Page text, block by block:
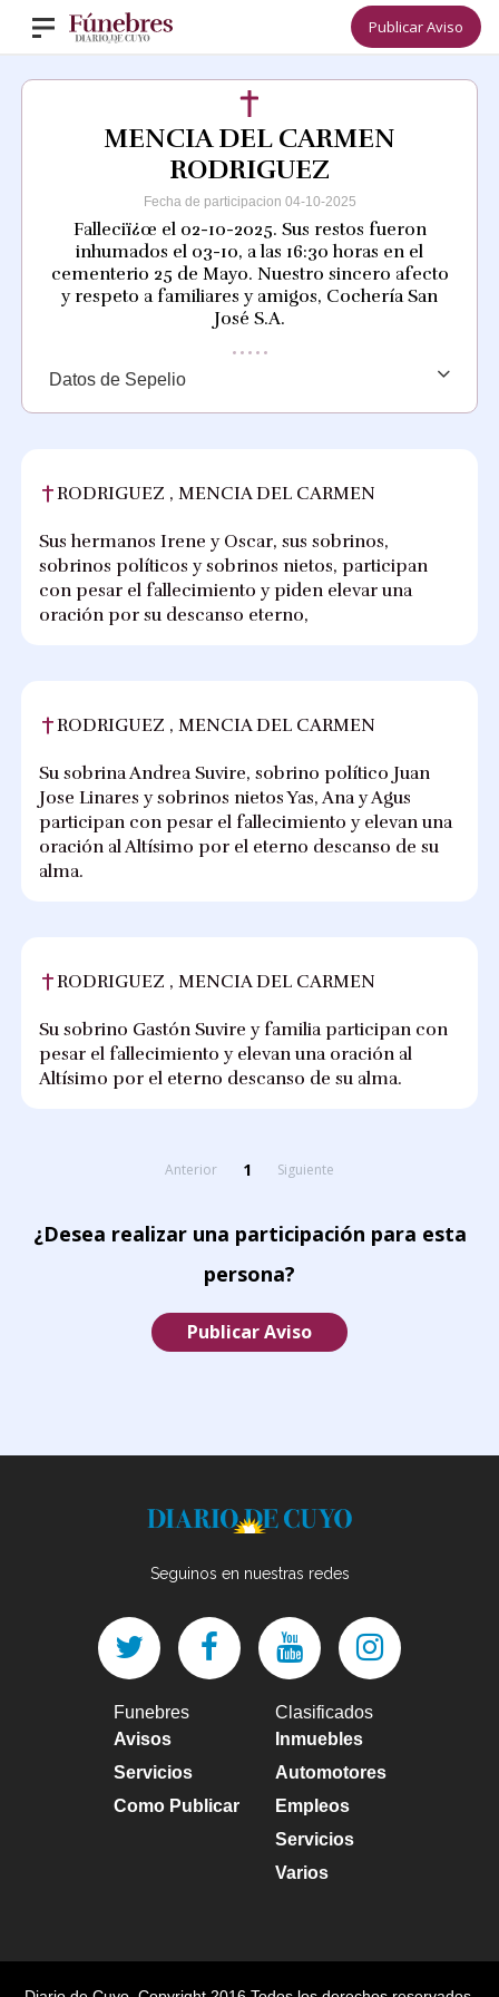
Publicar Aviso
MENCIA DEL CARMEN
RODRIGUEZ
Fecha de participacion 04-10-2025
Falleciï¿œ el 02-10-2025. Sus restos fueron
inhumados el 03-10, a las 16:30 horas en el
cementerio 25 de Mayo. Nuestro sincero afecto
y respeto a familiares y amigos, Cochería San
José S.A.
Datos de Sepelio
RODRIGUEZ , MENCIA DEL CARMEN
Sus hermanos Irene y Oscar, sus sobrinos,
sobrinos políticos y sobrinos nietos, participan
con pesar el fallecimiento y piden elevar una
oración por su descanso eterno,
RODRIGUEZ , MENCIA DEL CARMEN
Su sobrina Andrea Suvire, sobrino político Juan
Jose Linares y sobrinos nietos Yas, Ana y Agus
participan con pesar el fallecimiento y elevan una
oración al Altísimo por el eterno descanso de su
alma.
RODRIGUEZ , MENCIA DEL CARMEN
Su sobrino Gastón Suvire y familia participan con
pesar el fallecimiento y elevan una oración al
Altísimo por el eterno descanso de su alma.
Anterior 1 Siguiente
¿Desea realizar una participación para esta
persona?
Publicar Aviso
Seguinos en nuestras redes
Funebres
Avisos
Servicios
Como Publicar
Clasificados
Inmuebles
Automotores
Empleos
Servicios
Varios